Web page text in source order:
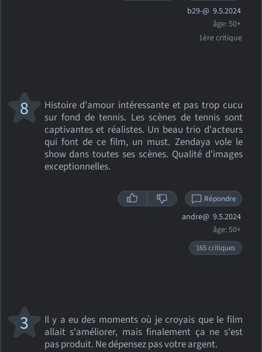
b29-@ 9.5.2024
âge: 50+
1ère critique
Histoire d'amour intéressante et pas trop cucu
sur fond de tennis. Les scènes de tennis sont
captivantes et réalistes. Un beau trio d'acteurs
qui font de ce film, un must. Zendaya vole le
show dans toutes ses scènes. Qualité d'images
exceptionnelles.
8
Répondre
andre@ 9.5.2024
âge: 50+
165 critiques
Il y a eu des moments où je croyais que le film
allait s'améliorer, mais finalement ça ne s'est
pas produit. Ne dépensez pas votre argent.
3